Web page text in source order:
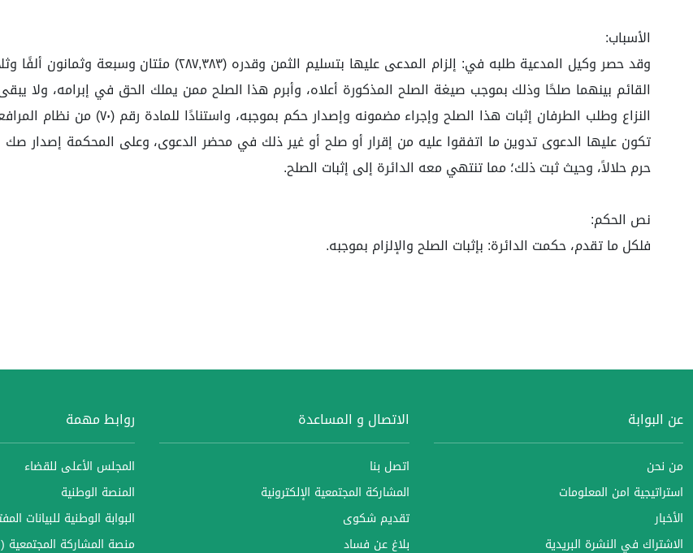
الأسباب:
وقد حصر وكيل المدعية طلبه في: إلزام المدعى عليها
القائم بينهما صلحًا وذلك بموجب صيغة الصلح المذكورة أعلاه، وأبرم هذا الصلح ممن يملك الحق في إبرامه،
النزاع وطلب الطرفان إثبات هذا
تكون عليها الدعوى تدوين ما اتفقوا عليه من إقرار أو صلح أو غير ذلك في محضر الدعوى، وعلى المحكمة إصدار صك
حرم حلالاً، وحيث ثبت ذلك؛ مما تنتهي معه الدائرة إلى إثبات الصلح.
نص الحكم:
فلكل ما تقدم، حكمت الدائرة: بإثبات الصلح والإلزام بموجبه.
عن البوابة
من نحن
استراتيجية امن المعلومات
الأخبار
الاشتراك في النشرة البريدية
الاتصال و المساعدة
اتصل بنا
المشاركة المجتمعية الإلكترونية
تقديم شكوى
بلاغ عن فساد
روابط مهمة
المجلس الأعلى للقضاء
المنصة الوطنية
البوابة الوطنية للبيانات
منصة المشاركة المجتمعية